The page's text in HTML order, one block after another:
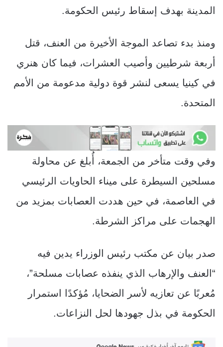
المدينة بهدف إسقاط رئيس الحكومة.
ومنذ بدء تصاعد الموجة الأخيرة من العنف، قتل
أربعة شرطيين وأصيب العشرات، فيما كان هنري
في كينيا يسعى لنشر قوة دولية مدعومة من الأمم
المتحدة.
وفي وقت متأخر من الجمعة، أُبلغ عن محاولة
مسلحين السيطرة على ميناء الحاويات الرئيسي
في العاصمة، في حين هددت العصابات بمزيد من
الهجمات على مراكز الشرطة.
صدر بيان عن مكتب رئيس الوزراء يدين فيه
“العنف والإرهاب الذي ينفذه عصابات مسلحة”،
مُعربًا عن تعازيه لأسر الضحايا، مُؤكدًا استمرار
الحكومة في بذل جهودها لحل النزاعات.